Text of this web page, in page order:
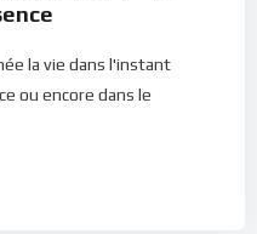
la vie dans l'instant
ou encore dans le